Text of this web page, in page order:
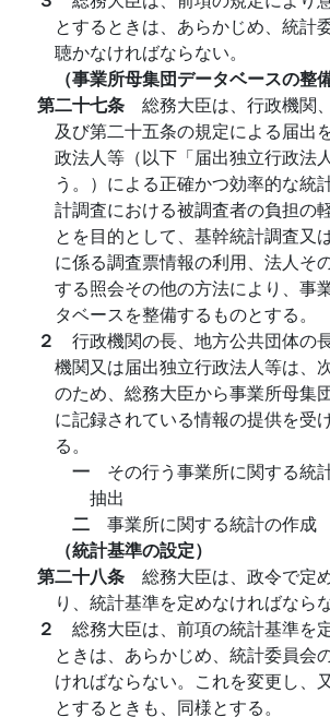
とするときは、あらかじめ、統計
聴かなければならない。
（事業所母集団データベースの整
第二十七条 総務大臣は、行政機関
及び第二十五条の規定による届出
政法人等（以下「届出独立行政法
う。）による正確かつ効率的な統
計調査における被調査者の負担の
とを目的として、基幹統計調査又
に係る調査票情報の利用、法人そ
する照会その他の方法により、事
タベースを整備するものとする。
２ 行政機関の長、地方公共団体の
機関又は届出独立行政法人等は、
のため、総務大臣から事業所母集
に記録されている情報の提供を受
る。
一 その行う事業所に関する統
抽出
二 事業所に関する統計の作成
（統計基準の設定）
第二十八条 総務大臣は、政令で定
り、統計基準を定めなければならな
２ 総務大臣は、前項の統計基準を
ときは、あらかじめ、統計委員会
ければならない。これを変更し、
とするときも、同様とする。